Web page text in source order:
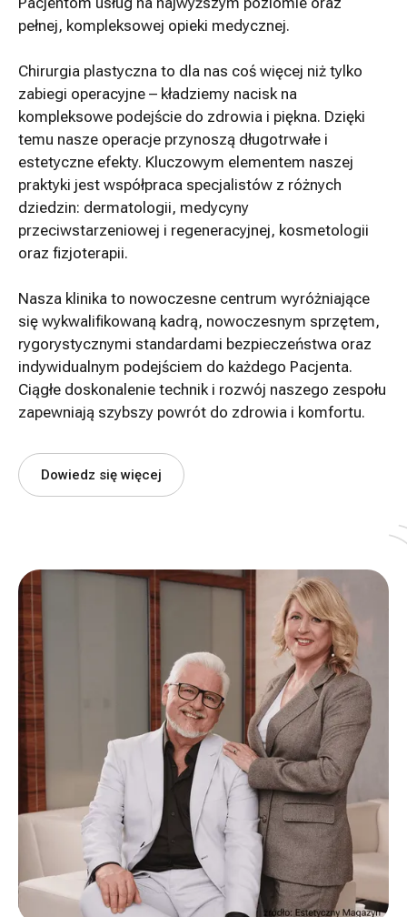
pełnej, kompleksowej opieki medycznej.
Chirurgia plastyczna to dla nas coś więcej niż tylko
zabiegi operacyjne – kładziemy nacisk na
kompleksowe podejście do zdrowia i piękna. Dzięki
temu nasze operacje przynoszą długotrwałe i
estetyczne efekty. Kluczowym elementem naszej
praktyki jest współpraca specjalistów z różnych
dziedzin: dermatologii, medycyny
przeciwstarzeniowej i regeneracyjnej, kosmetologii
oraz fizjoterapii.
Nasza klinika to nowoczesne centrum wyróżniające
się wykwalifikowaną kadrą, nowoczesnym sprzętem,
rygorystycznymi standardami bezpieczeństwa oraz
indywidualnym podejściem do każdego Pacjenta.
Ciągłe doskonalenie technik i rozwój naszego zespołu
zapewniają szybszy powrót do zdrowia i komfortu.
Dowiedz się więcej